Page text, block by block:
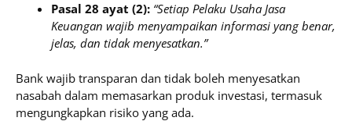
Pasal 28 ayat (2): “Setiap Pelaku Usaha Jasa
Keuangan wajib menyampaikan informasi yang benar,
jelas, dan tidak menyesatkan.”
Bank wajib transparan dan tidak boleh menyesatkan
nasabah dalam memasarkan produk investasi, termasuk
mengungkapkan risiko yang ada.